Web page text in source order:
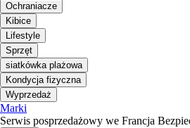
Ochraniacze
Kibice
Lifestyle
Sprzęt
siatkówka plażowa
Kondycja fizyczna
Wyprzedaż
Marki
Serwis posprzedażowy we Francja